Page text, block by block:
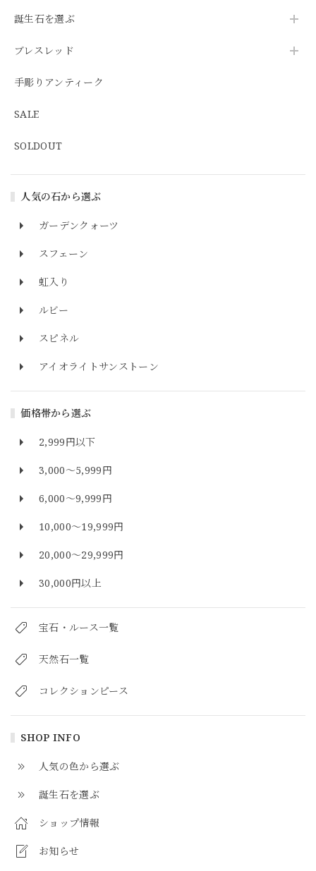
誕生石を選ぶ
ブレスレッド
手彫りアンティーク
SALE
SOLDOUT
人気の石から選ぶ
ガーデンクォーツ
スフェーン
虹入り
ルビー
スピネル
アイオライトサンストーン
価格帯から選ぶ
2,999円以下
3,000～5,999円
6,000～9,999円
10,000～19,999円
20,000～29,999円
30,000円以上
宝石・ルース一覧
天然石一覧
コレクションピース
SHOP INFO
人気の色から選ぶ
誕生石を選ぶ
ショップ情報
お知らせ